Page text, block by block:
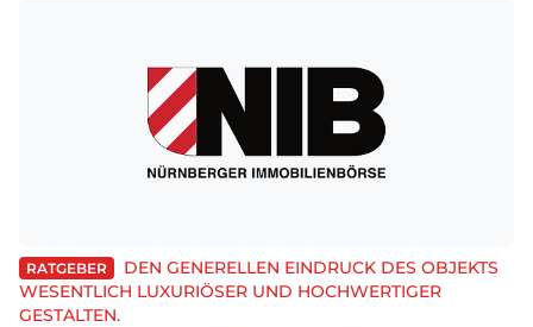
RATGEBER
DEN GENERELLEN EINDRUCK DES OBJEKTS
WESENTLICH LUXURIÖSER UND HOCHWERTIGER
GESTALTEN.